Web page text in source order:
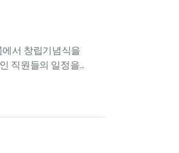
서 창립기념식을
직원들의 일정을...